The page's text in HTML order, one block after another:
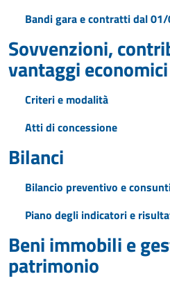
Bandi gara e contratti dal
Sovvenzioni,
vantaggi economici
Criteri e modalità
Atti di concessione
Bilanci
Bilancio preventivo e
Piano degli indicatori e
Beni immobili e
patrimonio